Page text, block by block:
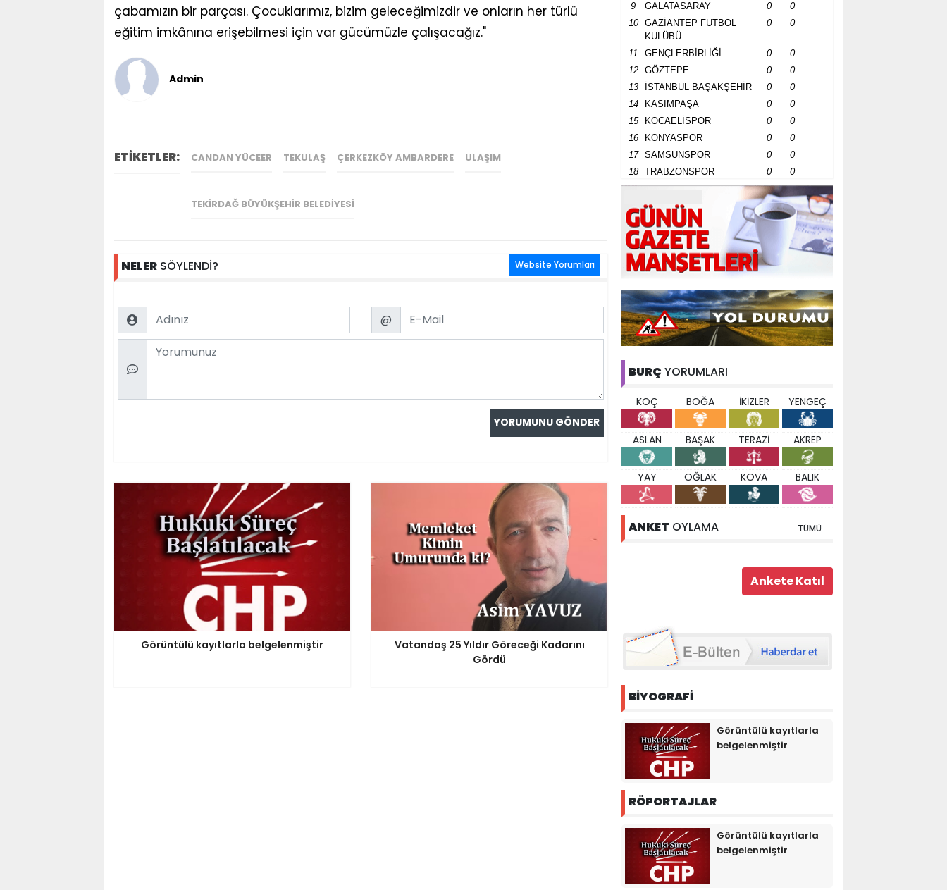
çabamızın bir parçası. Çocuklarımız, bizim geleceğimizdir ve onların her türlü
eğitim imkânına erişebilmesi için var gücümüzle çalışacağız."
Admin
ETİKETLER: CANDAN YÜCEER TEKULAŞ ÇERKEZKÖY AMBARDERE ULAŞIM
TEKIRDAĞ BÜYÜKŞEHIR BELEDIYESI
NELER SÖYLENDİ? Website Yorumları
Name Email
@
Comment
Görüntülü kayıtlarla belgelenmiştir
Vatandaş 25 Yıldır Göreceği Kadarını
Gördü
9
GALATASARAY 0
0
10
GAZİANTEP FUTBOL
KULÜBÜ
0 0
11 GENÇLERBİRLİĞİ 0
0
12
GÖZTEPE 0
0
13
İSTANBUL BAŞAKŞEHİR 0
0
14
KASIMPAŞA 0
0
15
KOCAELİSPOR 0
0
16
KONYASPOR 0
0
17
SAMSUNSPOR 0
0
18
TRABZONSPOR 0 0
BURÇ YORUMLARI
KOÇ BOĞA İKİZLER YENGEÇ
ASLAN BAŞAK TERAZİ AKREP
YAY OĞLAK KOVA BALIK
ANKET OYLAMA TÜMÜ
BİYOGRAFİ
Görüntülü kayıtlarla
belgelenmiştir
RÖPORTAJLAR
Görüntülü kayıtlarla
belgelenmiştir